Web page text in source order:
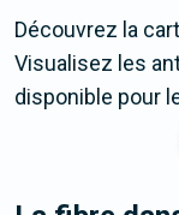
Découvrez la
Visualisez les
disponible pour